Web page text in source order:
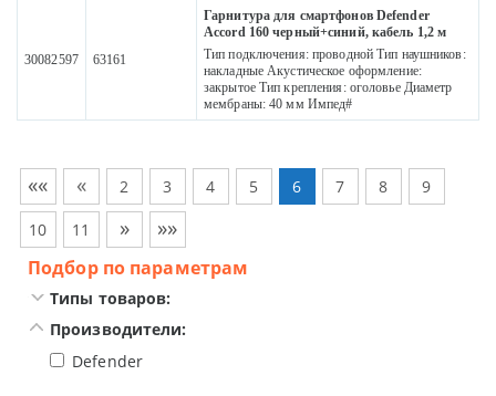
30082597 63161
Гарнитура для смартфонов Defender
Accord 160 черный+синий, кабель 1,2 м
Тип подключения: проводной Тип наушников:
накладные Акустическое оформление:
закрытое Тип крепления: оголовье Диаметр
мембраны: 40 мм Импед#
«« « 2 3 4 5 6 7 8 9
10 11 » »»
Подбор по параметрам
Типы товаров:
Производители:
Defender